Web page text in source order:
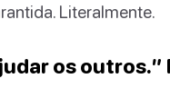
Literalmente.
os